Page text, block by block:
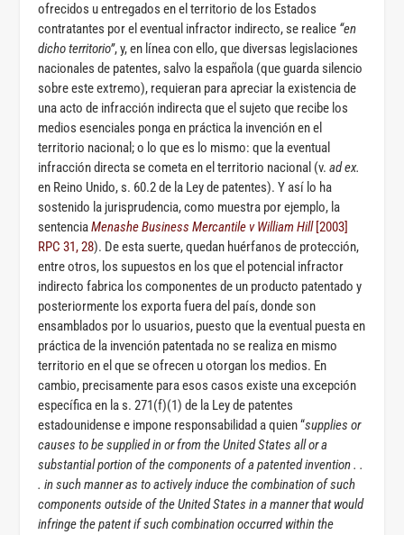
ofrecidos u entregados en el territorio de los Estados
contratantes por el eventual infractor indirecto, se realice “en
dicho territorio”, y, en línea con ello, que diversas legislaciones
nacionales de patentes, salvo la española (que guarda silencio
sobre este extremo), requieran para apreciar la existencia de
una acto de infracción indirecta que el sujeto que recibe los
medios esenciales ponga en práctica la invención en el
territorio nacional; o lo que es lo mismo: que la eventual
infracción directa se cometa en el territorio nacional (v.ad ex.
en Reino Unido, s. 60.2 de la Ley de patentes). Y así lo ha
sostenido la jurisprudencia, como muestra por ejemplo, la
sentenciaMenashe Business Mercantile v William Hill[2003]
RPC 31, 28). De esta suerte, quedan huérfanos de protección,
entre otros, los supuestos en los que el potencial infractor
indirecto fabrica los componentes de un producto patentado y
posteriormente los exporta fuera del país, donde son
ensamblados por lo usuarios, puesto que la eventual puesta en
práctica de la invención patentada no se realiza en mismo
territorio en el que se ofrecen u otorgan los medios. En
cambio, precisamente para esos casos existe una excepción
específica en la s. 271(f)(1) de la Ley de patentes
estadounidense e impone responsabilidad a quien “supplies or
causes to be supplied in or from the United States all or a
substantial portion of the components of a patented inven­tion . .
. in such manner as to actively induce the combina­tion of such
components outside of the United States in a manner that would
infringe the patent if such combination occurred within the